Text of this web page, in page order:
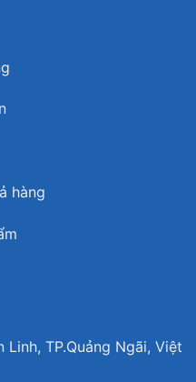
hàng
TP.Quảng Ngãi, Việt